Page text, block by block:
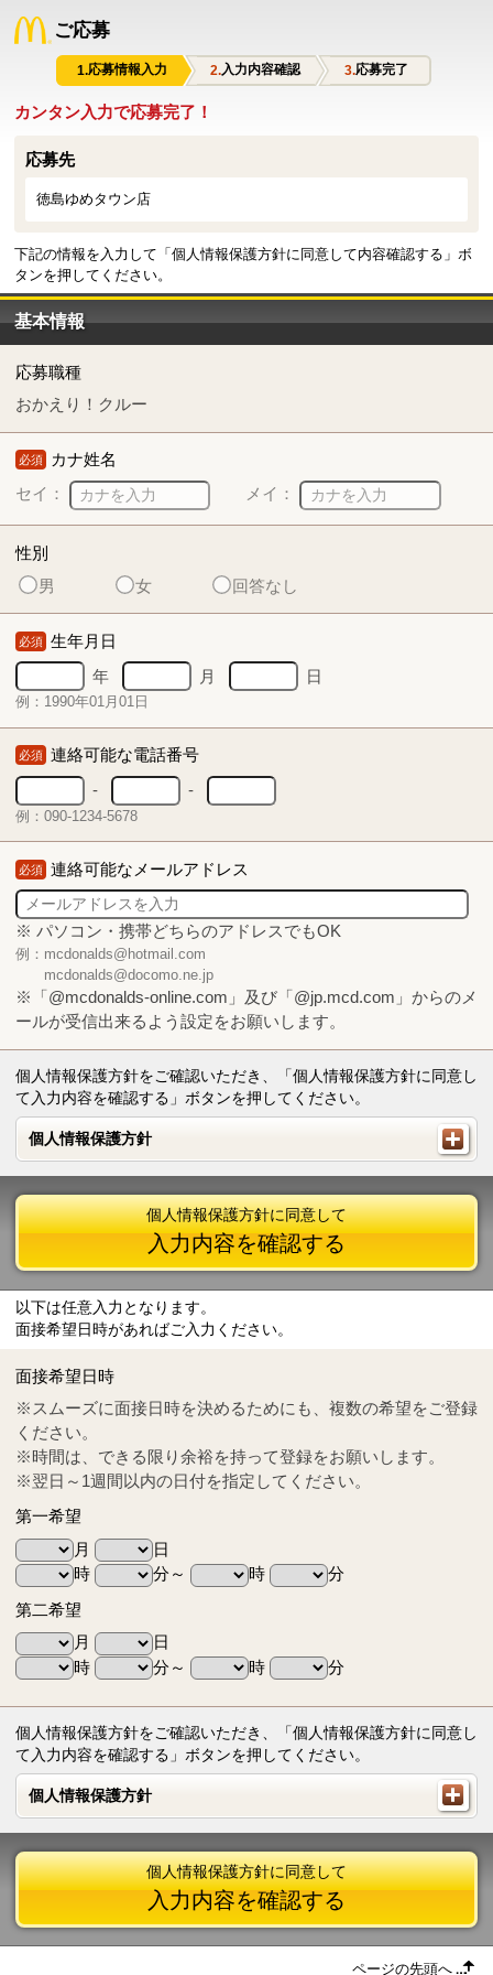
ご応募
応募情報入力 入力内容確認 応募完了
カンタン入力で応募完了！
応募先
徳島ゆめタウン店
下記の情報を入力して「個人情報保護方針に同意して内容確認する」ボ
タンを押してください。
基本情報
応募職種
おかえり！クルー
必須 カナ姓名
セイ：
メイ：
性別
男
女 回答なし
必須 生年月日
年
月 日
例：1990年01月01日
必須 連絡可能な電話番号
-
-
例：090-1234-5678
必須 連絡可能なメールアドレス
※ パソコン・携帯どちらのアドレスでもOK
例：mcdonalds@hotmail.com
mcdonalds@docomo.ne.jp
※「@mcdonalds-online.com」及び「@jp.mcd.com」からのメ
ールが受信出来るよう設定をお願いします。
個人情報保護方針をご確認いただき、「個人情報保護方針に同意し
て入力内容を確認する」ボタンを押してください。
個人情報保護方針
個人情報保護方針
Tel
0570-55-0314
個人情報保護方針に同意して
入力内容を確認する
以下は任意入力となります。
面接希望日時があればご入力ください。
面接希望日時
※スムーズに面接日時を決めるためにも、複数の希望をご登録
ください。
※時間は、できる限り余裕を持って登録をお願いします。
※翌日～1週間以内の日付を指定してください。
第一希望
月
日
時
分～ 時
分
第二希望
月
日
時
分～ 時 分
個人情報保護方針をご確認いただき、「個人情報保護方針に同意し
て入力内容を確認する」ボタンを押してください。
個人情報保護方針
個人情報保護方針
個人情報保護方針に同意して
入力内容を確認する
ページの先頭へ